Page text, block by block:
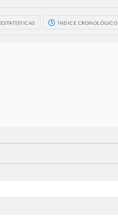
ESTATÍSTICAS ÍNDICE CRONOLÓGICO